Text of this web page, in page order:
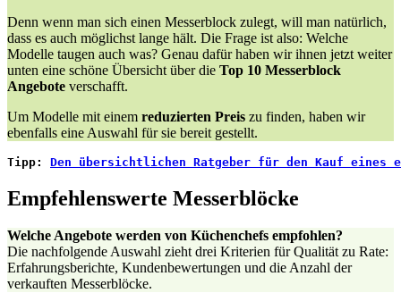
Denn wenn man sich einen Messerblock zulegt, will man natürlich,
dass es auch möglichst lange hält. Die Frage ist also: Welche
Modelle taugen auch was? Genau dafür haben wir ihnen jetzt weiter
unten eine schöne Übersicht über die Top 10 Messerblock
Angebote verschafft.
Um Modelle mit einem reduzierten Preis zu finden, haben wir
ebenfalls eine Auswahl für sie bereit gestellt.
Tipp: Den übersichtlichen Ratgeber für den Kauf
Empfehlenswerte Messerblöcke
Welche Angebote werden von Küchenchefs empfohlen?
Die nachfolgende Auswahl zieht drei Kriterien für Qualität zu Rate:
Erfahrungsberichte, Kundenbewertungen und die Anzahl der
verkauften Messerblöcke.